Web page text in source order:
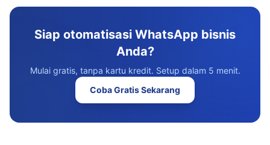
Siap otomatisasi WhatsApp bisnis
Anda?
Mulai gratis, tanpa kartu kredit. Setup dalam 5 menit.
Coba Gratis Sekarang